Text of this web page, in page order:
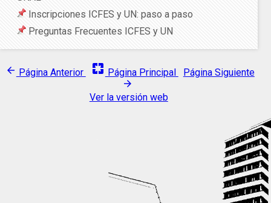
Inscripciones ICFES y UN: paso a paso
Preguntas Frecuentes ICFES y UN
arrow_back Página Anterior pages Página Principal Página Siguiente
arrow_forward
Ver la versión web